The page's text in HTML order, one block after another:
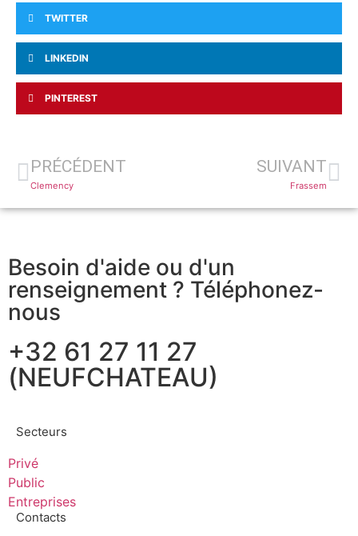
TWITTER
LINKEDIN
PINTEREST
PRÉCÉDENT
Clemency
SUIVANT
Frassem
Besoin d'aide ou d'un
renseignement ? Téléphonez-
nous
+32 61 27 11 27
(NEUFCHATEAU)
Secteurs
Privé
Public
Entreprises
Contacts